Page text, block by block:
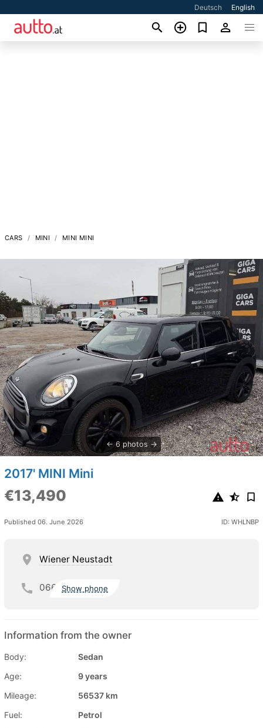
Deutsch English
CARS MINI MINI MINI
6 photos
2017' MINI Mini
€13,490
Published 06. June 2026 ID: WHLNBP
Wiener Neustadt
066 Show phone
Information from the owner
Body:
Sedan
Age:
9 years
Mileage:
56537 km
Fuel:
Petrol